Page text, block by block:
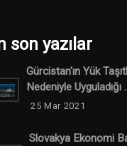
son yazılar
Gürcistan'ın Yük
Nedeniyle Uyguladığı
25 Mar 2021
Slovakya Ekonomi